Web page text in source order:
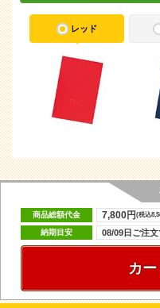
レッド
商品総額代金 7,800円(税込
納期目安 08/09日ご注
カ